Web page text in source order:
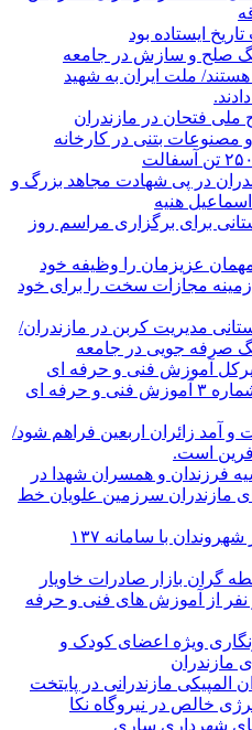
ایستاده بود
صلح و سازش در جامعه
ملت ایران به شهید
ملی فتحان در مازندران
مصنوعات بتنی در کارخانه
در پی شهادت مجاهد بزرگ و
هنیه
برای برگزاری مراسم روز
عزیزمان را وظیفه خود
مجازات سخت را برای خود
مدیریت کربن در مازندران/
صرفه جویی در جامعه
آموزش فنی و حرفه ای
مازندران / بازدید از مرکز شماره ۳ آموزش فنی و حرفه ای
آمد زائران اربعین فراهم شود/
است.
فرزندان و همسران شهدا در
مازندران سرزمین علویان خط
تماس بیش از ۶ هزار نفر از شهروندان با سامانه ۱۳۷
گران بازار صادرات خاویار
بیش از ۱۲ هزار نفر از آموزش های فنی و حرفه
ویژه اعضای کودک و
مازندران
المپیکی مازندرانی در پایتخت